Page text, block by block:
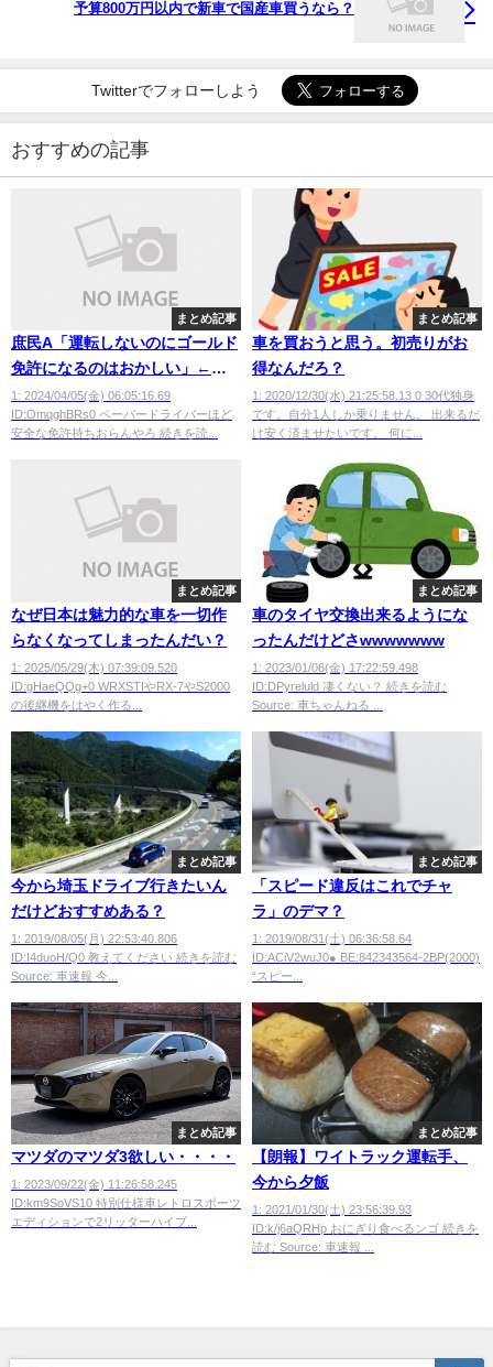
予算800万円以内で新車で国産車買うなら？
Twitterでフォローしよう
おすすめの記事
まとめ記事
庶民A「運転しないのにゴールド
免許になるのはおかしい」←事
故率0%なんだから別によくな
い？
1: 2024/04/05(金) 06:05:16.69
ID:OmqghBRs0 ペーパードライバーほど
安全な免許持ちおらんやろ 続きを読...
まとめ記事
車を買おうと思う。初売りがお
得なんだろ？
1: 2020/12/30(水) 21:25:58.13 0 30代独身
です。自分1人しか乗りません。 出来るだ
け安く済ませたいです。 何に...
まとめ記事
なぜ日本は魅力的な車を一切作
らなくなってしまったんだい？
1: 2025/05/29(木) 07:39:09.520
ID:gHaeQQg+0 WRXSTIやRX-7やS2000
の後継機をはやく作る...
まとめ記事
車のタイヤ交換出来るようにな
ったんだけどさwwwwwww
1: 2023/01/06(金) 17:22:59.498
ID:DPyreluld 凄くない？ 続きを読む
Source: 車ちゃんねる ...
まとめ記事
今から埼玉ドライブ行きたいん
だけどおすすめある？
1: 2019/08/05(月) 22:53:40.806
ID:I4duoH/Q0 教えてください 続きを読む
Source: 車速報 今...
まとめ記事
「スピード違反はこれでチャ
ラ」のデマ？
1: 2019/08/31(土) 06:36:58.64
ID:ACiV2wuJ0● BE:842343564-2BP(2000)
“スピー...
まとめ記事
マツダのマツダ3欲しい・・・・
1: 2023/09/22(金) 11:26:58.245
ID:km9SoVS10 特別仕様車レトロスポーツ
エディションで2リッターハイブ...
まとめ記事
【朗報】ワイトラック運転手、
今から夕飯
1: 2021/01/30(土) 23:56:39.93
ID:k/j6aQRHp おにぎり食べるンゴ 続きを
読む Source: 車速報 ...